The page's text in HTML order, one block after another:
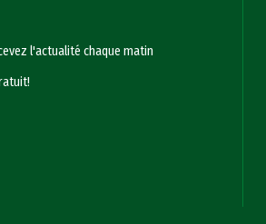
l'actualité chaque matin